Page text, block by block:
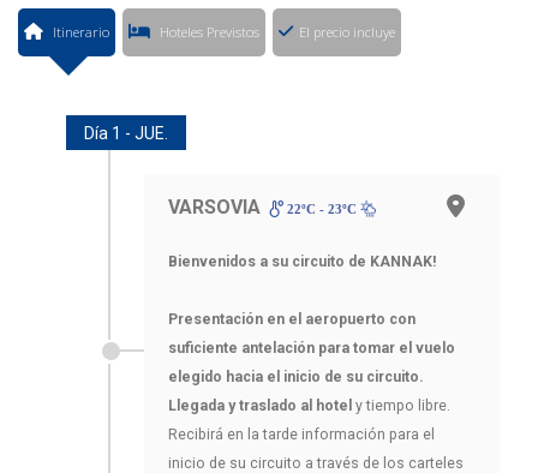
Itinerario Hoteles Previstos El precio incluye
Día 1 - JUE.
VARSOVIA 22ºC - 23ºC
Bienvenidos a su circuito de KANNAK!
Presentación en el aeropuerto con
suficiente antelación para tomar el vuelo
elegido hacia el inicio de su circuito.
Llegada y traslado al hotel y tiempo libre.
Recibirá en la tarde información para el
inicio de su circuito a través de los carteles